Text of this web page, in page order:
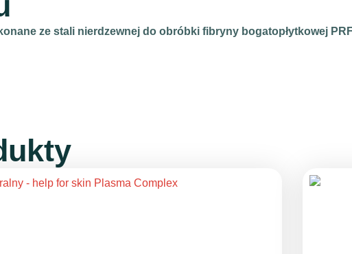
ze stali nierdzewnej do obróbki fibryny bogatopłytkowej